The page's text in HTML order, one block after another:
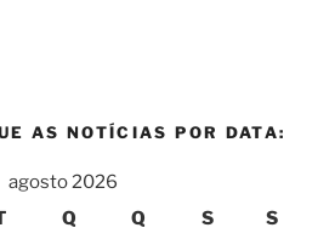
AS NOTÍCIAS POR DATA:
agosto 2026
Q Q S S